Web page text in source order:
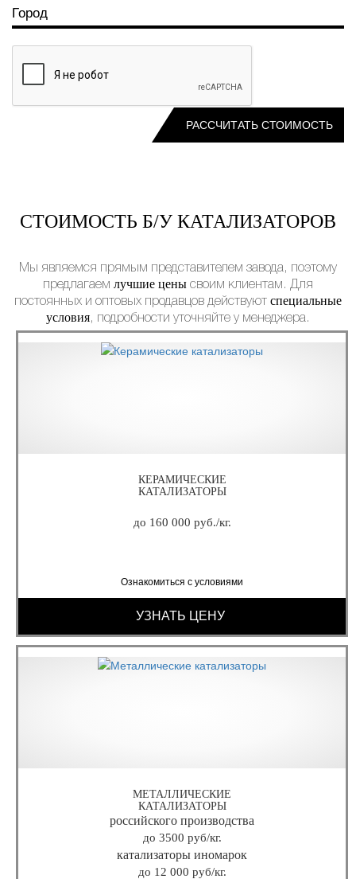
СТОИМОСТЬ Б/У КАТАЛИЗАТОРОВ
Мы являемся прямым представителем завода, поэтому
предлагаем лучшие цены своим клиентам. Для
постоянных и оптовых продавцов действуют специальные
условия, подробности уточняйте у менеджера.
КЕРАМИЧЕСКИЕ
КАТАЛИЗАТОРЫ
до 160 000 руб./кг.
Ознакомиться с условиями
УЗНАТЬ ЦЕНУ
МЕТАЛЛИЧЕСКИЕ
КАТАЛИЗАТОРЫ
российского производства
до 3500 руб/кг.
катализаторы иномарок
до 12 000 руб/кг.